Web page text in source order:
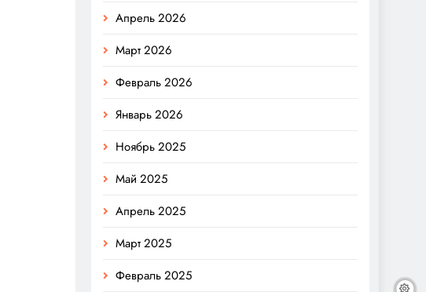
Апрель 2026
Март 2026
Февраль 2026
Январь 2026
Ноябрь 2025
Май 2025
Апрель 2025
Март 2025
Февраль 2025